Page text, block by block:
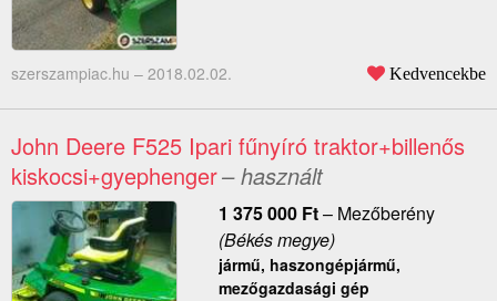
szerszampiac.hu – 2018.02.02. Kedvencekbe
John Deere F525 Ipari fűnyíró traktor+billenős
kiskocsi+gyephenger– használt
1 375 000 Ft– Mezőberény
(Békés megye)
jármű, haszongépjármű,
mezőgazdasági gép